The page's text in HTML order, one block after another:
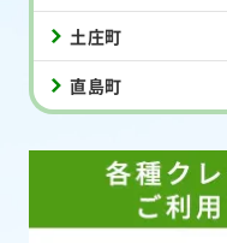
土庄町
直島町